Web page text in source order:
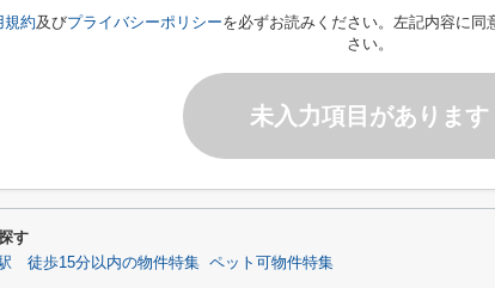
規約及びプライバシーポリシーを必ずお読みください。左記内容に
さい。
未入力項目があります
す
徒歩15分以内の物件特集 ペット可物件特集